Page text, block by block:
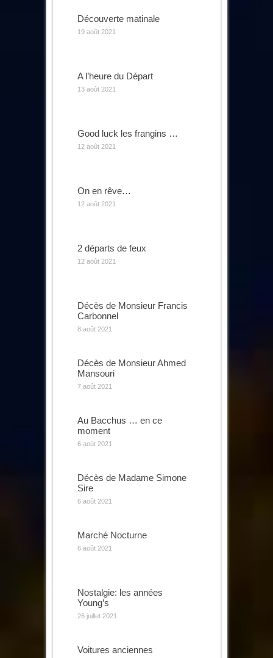
Découverte matinale
19 août 2021
A l’heure du Départ
13 août 2021
Good luck les frangins …
12 août 2021
On en rêve…
12 août 2021
2 départs de feux
12 août 2021
Décès de Monsieur Francis
Carbonnel
8 août 2021
Décès de Monsieur Ahmed
Mansouri
7 août 2021
Au Bacchus … en ce
moment
6 août 2021
Décès de Madame Simone
Sire
6 août 2021
Marché Nocturne
6 août 2021
Nostalgie: les années
Young’s
26 juillet 2021
Voitures anciennes